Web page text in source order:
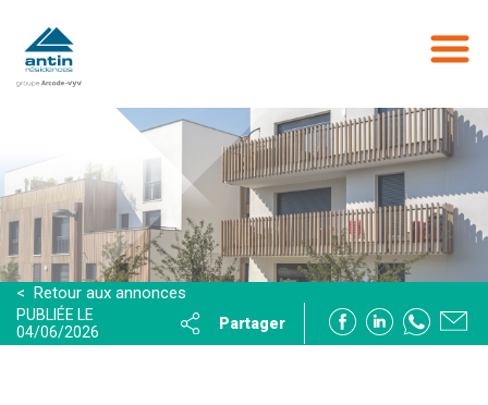
contenu
principal
< Retour aux annonces
PUBLIÉE LE
04/06/2026
Partager